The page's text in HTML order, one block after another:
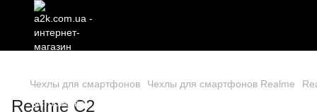
Чехлы для смартфонов Чехлы для смартфонов Realme
Realme C2